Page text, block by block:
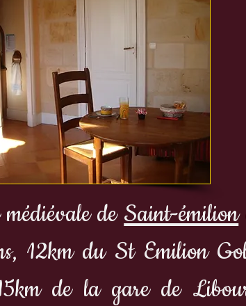
deSaint-émilion
12km du St Emilion
de la gare de